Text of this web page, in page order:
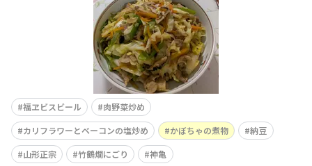
福ヱビスビール
肉野菜炒め
カリフラワーとベーコンの塩炒め
かぼちゃの煮物
納豆
山形正宗
竹鶴燗にごり
神亀